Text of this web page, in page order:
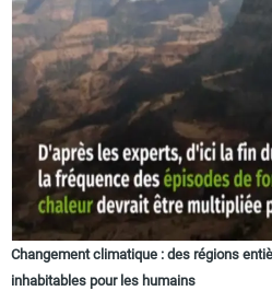
Changement climatique : des régions
inhabitables pour les humains